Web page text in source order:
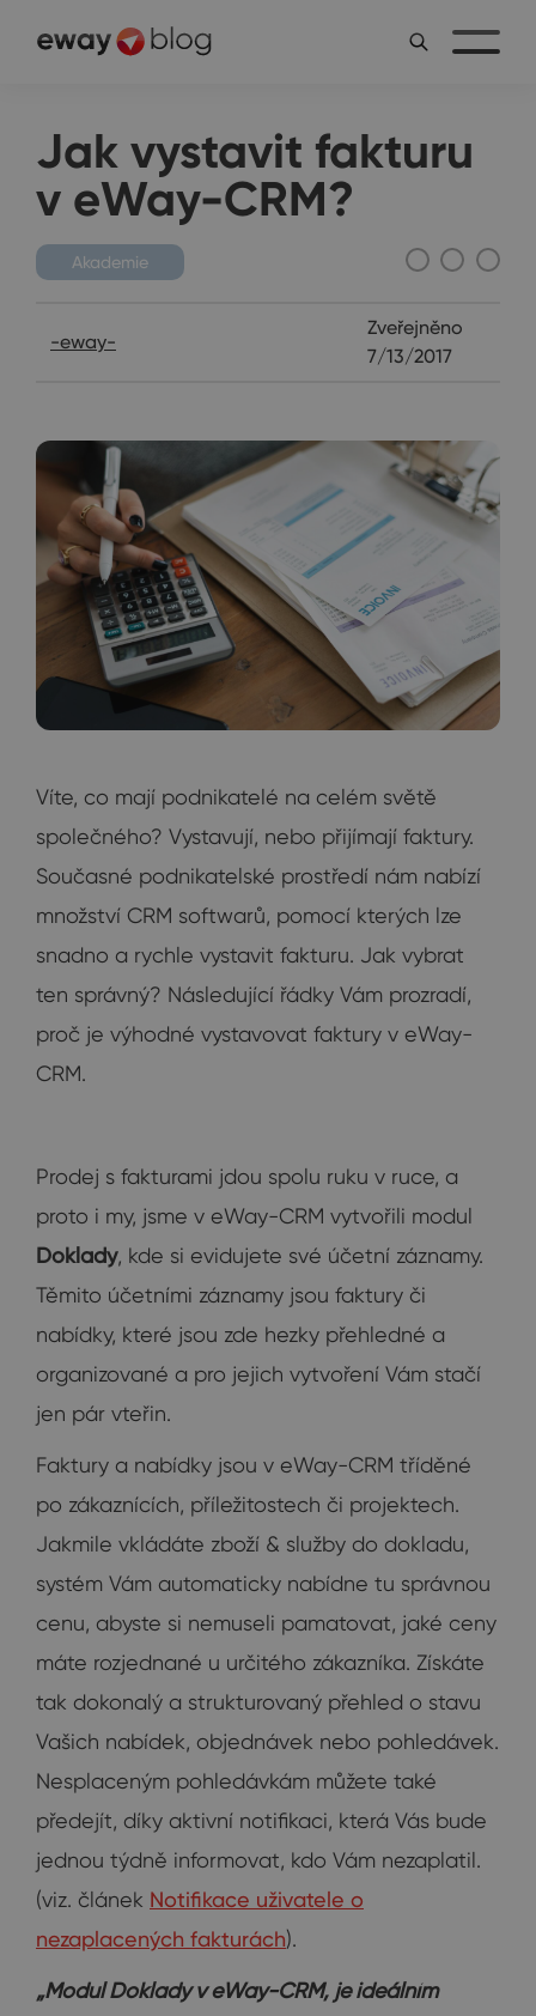
Jak vystavit fakturu
v eWay-CRM?
Akademie
-eway-
Zveřejněno
7/13/2017
Víte, co mají podnikatelé na celém světě
společného? Vystavují, nebo přijímají faktury.
Současné podnikatelské prostředí nám nabízí
množství CRM softwarů, pomocí kterých lze
snadno a rychle vystavit fakturu. Jak vybrat
ten správný? Následující řádky Vám prozradí,
proč je výhodné vystavovat faktury v eWay-
CRM.
Prodej s fakturami jdou spolu ruku v ruce, a
proto i my, jsme v eWay-CRM vytvořili modul
Doklady, kde si evidujete své účetní záznamy.
Těmito účetními záznamy jsou faktury či
nabídky, které jsou zde hezky přehledné a
organizované a pro jejich vytvoření Vám stačí
jen pár vteřin.
Faktury a nabídky jsou v eWay-CRM tříděné
po zákaznících, příležitostech či projektech.
Jakmile vkládáte zboží & služby do dokladu,
systém Vám automaticky nabídne tu správnou
cenu, abyste si nemuseli pamatovat, jaké ceny
máte rozjednané u určitého zákazníka. Získáte
tak dokonalý a strukturovaný přehled o stavu
Vašich nabídek, objednávek nebo pohledávek.
Nesplaceným pohledávkám můžete také
předejít, díky aktivní notifikaci, která Vás bude
jednou týdně informovat, kdo Vám nezaplatil.
(viz. článek Notifikace uživatele o
nezaplacených fakturách).
„Modul Doklady v eWay-CRM, je ideálním